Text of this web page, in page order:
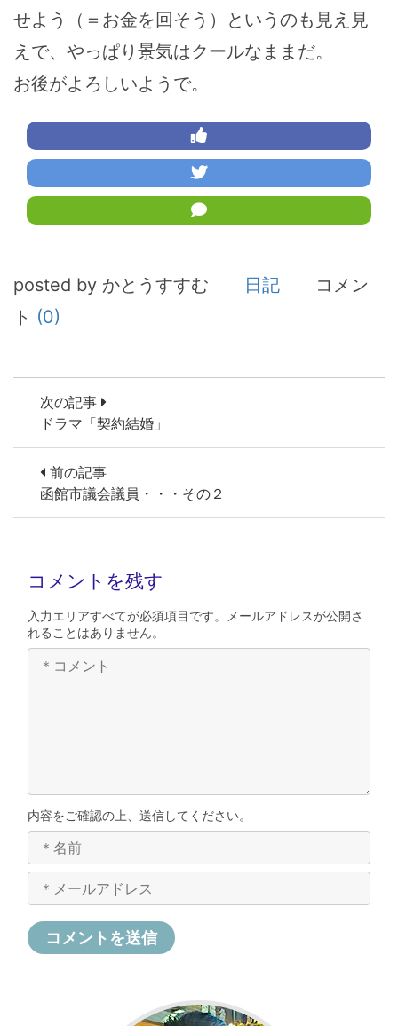
せよう（＝お金を回そう）というのも見え見
えで、やっぱり景気はクールなままだ。
お後がよろしいようで。
posted by かとうすすむ 日記
コメン
ト (0)
次の記事
ドラマ「契約結婚」
前の記事
函館市議会議員・・・その２
コメントを残す
入力エリアすべてが必須項目です。メールアドレスが公開さ
れることはありません。
内容をご確認の上、送信してください。